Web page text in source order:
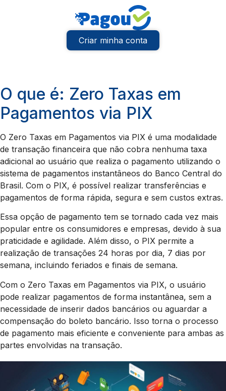
Criar minha conta
O que é: Zero Taxas em
Pagamentos via PIX
O Zero Taxas em Pagamentos via PIX é uma modalidade
de transação financeira que não cobra nenhuma taxa
adicional ao usuário que realiza o pagamento utilizando o
sistema de pagamentos instantâneos do Banco Central do
Brasil. Com o PIX, é possível realizar transferências e
pagamentos de forma rápida, segura e sem custos extras.
Essa opção de pagamento tem se tornado cada vez mais
popular entre os consumidores e empresas, devido à sua
praticidade e agilidade. Além disso, o PIX permite a
realização de transações 24 horas por dia, 7 dias por
semana, incluindo feriados e finais de semana.
Com o Zero Taxas em Pagamentos via PIX, o usuário
pode realizar pagamentos de forma instantânea, sem a
necessidade de inserir dados bancários ou aguardar a
compensação do boleto bancário. Isso torna o processo
de pagamento mais eficiente e conveniente para ambas as
partes envolvidas na transação.